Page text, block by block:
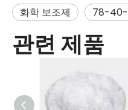
화학 보조제
78-
관련 제품